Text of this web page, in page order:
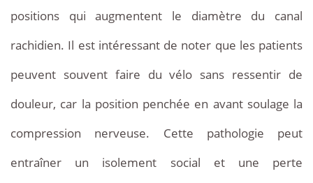
positions qui augmentent le diamètre du canal
rachidien. Il est intéressant de noter que les patients
peuvent souvent faire du vélo sans ressentir de
douleur, car la position penchée en avant soulage la
compression nerveuse. Cette pathologie peut
entraîner un isolement social et une perte